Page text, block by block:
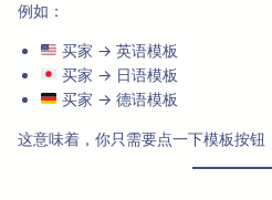
例如：
买家 → 英语模板
买家 → 日语模板
买家 → 德语模板
这意味着，你只需要点一下模板按钮